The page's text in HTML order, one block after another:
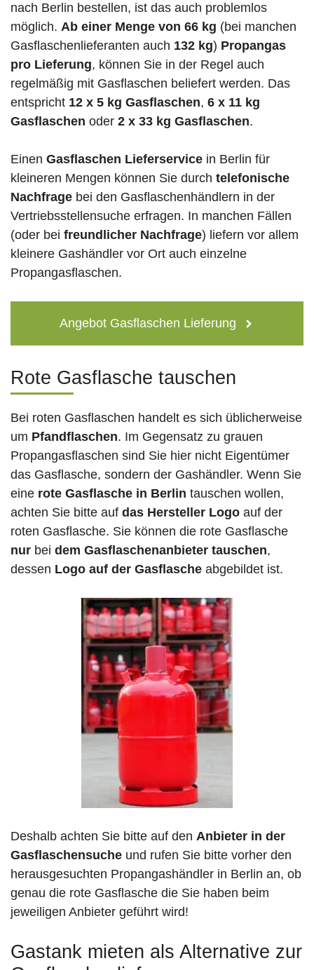
nach Berlin bestellen, ist das auch problemlos
möglich. Ab einer Menge von 66 kg (bei manchen
Gasflaschenlieferanten auch 132 kg) Propangas
pro Lieferung, können Sie in der Regel auch
regelmäßig mit Gasflaschen beliefert werden. Das
entspricht 12 x 5 kg Gasflaschen, 6 x 11 kg
Gasflaschen oder 2 x 33 kg Gasflaschen.
Einen Gasflaschen Lieferservice in Berlin für
kleineren Mengen können Sie durch telefonische
Nachfrage bei den Gasflaschenhändlern in der
Vertriebsstellensuche erfragen. In manchen Fällen
(oder bei freundlicher Nachfrage) liefern vor allem
kleinere Gashändler vor Ort auch einzelne
Propangasflaschen.
Angebot Gasflaschen Lieferung
Rote Gasflasche tauschen
Bei roten Gasflaschen handelt es sich üblicherweise
um Pfandflaschen. Im Gegensatz zu grauen
Propangasflaschen sind Sie hier nicht Eigentümer
das Gasflasche, sondern der Gashändler. Wenn Sie
eine rote Gasflasche in Berlin tauschen wollen,
achten Sie bitte auf das Hersteller Logo auf der
roten Gasflasche. Sie können die rote Gasflasche
nur bei dem Gasflaschenanbieter tauschen,
dessen Logo auf der Gasflasche abgebildet ist.
Deshalb achten Sie bitte auf den Anbieter in der
Gasflaschensuche und rufen Sie bitte vorher den
herausgesuchten Propangashändler in Berlin an, ob
genau die rote Gasflasche die Sie haben beim
jeweiligen Anbieter geführt wird!
Gastank mieten als Alternative zur